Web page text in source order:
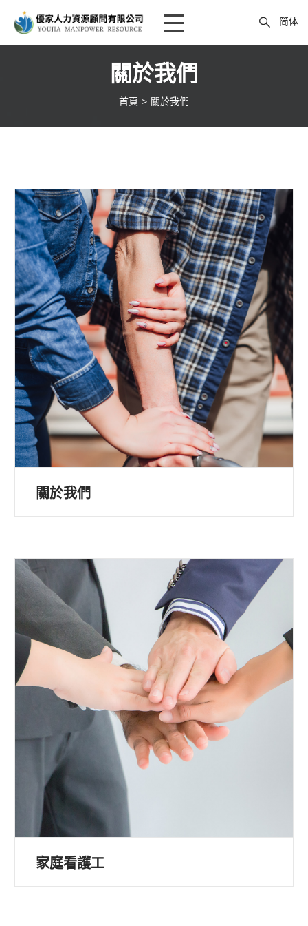
訪視花絮
優家外勞
看護資訊
海外選工
申請流程
家庭支持系統
到宅教學服務
表單下載
家庭看護工
家庭幫傭
廠工營造工
養護機構工
農林漁牧外勞
到宅教學
線上選工
印尼籍
越南籍
菲律賓籍
服務案例
農糧業
外展農務
畜牧業
陸上魚塭養殖漁業
看護服務
活動影片
表單下載
聯絡我們
简体
關於我們
首頁 關於我們
關於我們
家庭看護工